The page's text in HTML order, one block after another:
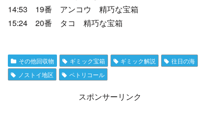
14:53 19番 アンコウ 精巧な宝箱
15:24 20番 タコ 精巧な宝箱
その他回収物 ギミック宝箱 ギミック解説
往日の海
ノストイ地区
ペトリコール
スポンサーリンク